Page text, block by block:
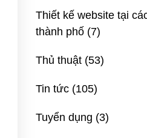
Thiết kế website tại
thành phố (7)
Thủ thuật (53)
Tin tức (105)
Tuyển dụng (3)